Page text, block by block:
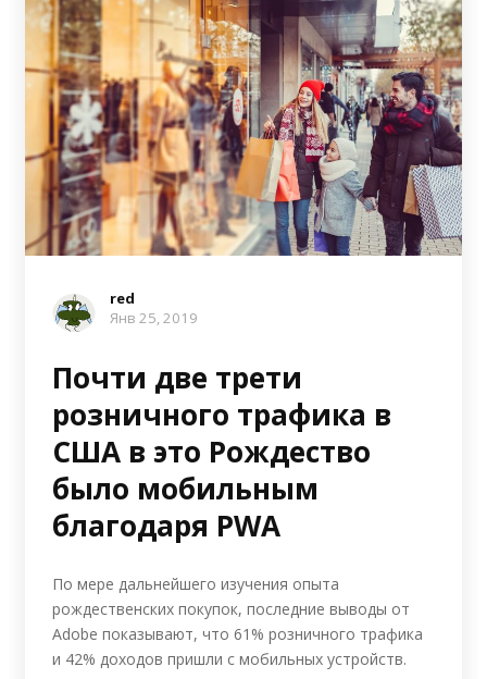
red
Янв 25, 2019
Почти две трети
розничного трафика в
США в это Рождество
было мобильным
благодаря PWA
По мере дальнейшего изучения опыта
рождественских покупок, последние выводы от
Adobe показывают, что 61% розничного трафика
и 42% доходов пришли с мобильных устройств.